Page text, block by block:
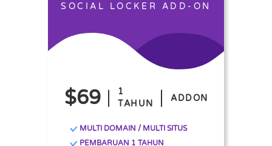
SOCIAL LOCKER ADD-ON
$69
1
TAHUN
ADDON
MULTI DOMAIN / MULTI SITUS
PEMBARUAN 1 TAHUN